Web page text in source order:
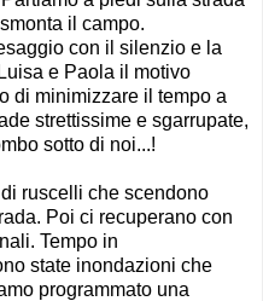
il campo.
con il silenzio e la
e Paola il motivo
di minimizzare il tempo a
strettissime e sgarrupate,
sotto di noi...!
ruscelli che scendono
Poi ci recuperano con
Tempo in
state inondazioni che
programmato una